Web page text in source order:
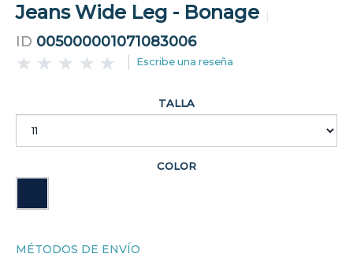
Jeans Wide Leg - Bonage
ID 005000001071083006
Escribe una reseña
TALLA
COLOR
MÉTODOS DE ENVÍO